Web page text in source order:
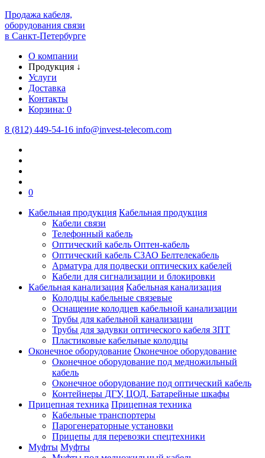
Продажа кабеля,
оборудования связи
в Санкт-Петербурге
О компании
Продукция ↓
Услуги
Доставка
Контакты
Корзина: 0
8 (812) 449-54-16 info@invest-telecom.com
0
Кабельная продукция Кабельная продукция
Кабели связи
Телефонный кабель
Оптический кабель Оптен-кабель
Оптический кабель СЗАО Белтелекабель
Арматура для подвески оптических кабелей
Кабели для сигнализации и блокировки
Кабельная канализация Кабельная канализация
Колодцы кабельные связевые
Оснащение колодцев кабельной канализации
Трубы для кабельной канализации
Трубы для задувки оптического кабеля ЗПТ
Пластиковые кабельные колодцы
Оконечное оборудование Оконечное оборудование
Оконечное оборудование под медножильный
кабель
Оконечное оборудование под оптический кабель
Контейнеры ДГУ, ЦОД, Батарейные шкафы
Прицепная техника Прицепная техника
Кабельные транспортеры
Парогенераторные установки
Прицепы для перевозки спецтехники
Муфты Муфты